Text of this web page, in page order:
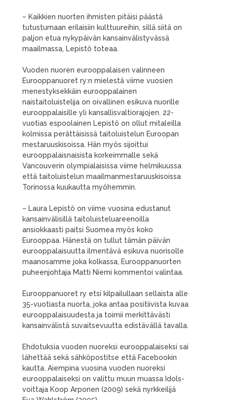
– Kaikkien nuorten ihmisten pitäisi päästä
tutustumaan erilaisiin kulttuureihin, sillä siitä on
paljon etua nykypäivän kansainvälistyvässä
maailmassa, Lepistö toteaa.
Vuoden nuoren eurooppalaisen valinneen
Eurooppanuoret ry:n mielestä viime vuosien
menestyksekkäin eurooppalainen
naistaitoluistelija on oivallinen esikuva nuorille
eurooppalaisille yli kansallisvaltiorajojen. 22-
vuotias espoolainen Lepistö on ollut mitaleilla
kolmissa perättäisissä taitoluistelun Euroopan
mestaruuskisoissa. Hän myös sijoittui
eurooppalaisnaisista korkeimmalle sekä
Vancouverin olympialaisissa viime helmikuussa
että taitoluistelun maailmanmestaruuskisoissa
Torinossa kuukautta myöhemmin.
– Laura Lepistö on viime vuosina edustanut
kansainvälisillä taitoluisteluareenoilla
ansiokkaasti paitsi Suomea myös koko
Eurooppaa. Hänestä on tullut tämän päivän
eurooppalaisuutta ilmentävä esikuva nuorisolle
maanosamme joka kolkassa, Eurooppanuorten
puheenjohtaja Matti Niemi kommentoi valintaa.
Eurooppanuoret ry etsi kilpailullaan sellaista alle
35-vuotiasta nuorta, joka antaa positiivista kuvaa
eurooppalaisuudesta ja toimii merkittävästi
kansainvälistä suvaitsevuutta edistävällä tavalla.
Ehdotuksia vuoden nuoreksi eurooppalaiseksi sai
lähettää sekä sähköpostitse että Facebookin
kautta. Aiempina vuosina vuoden nuoreksi
eurooppalaiseksi on valittu muun muassa Idols-
voittaja Koop Arponen (2009) sekä nyrkkeilijä